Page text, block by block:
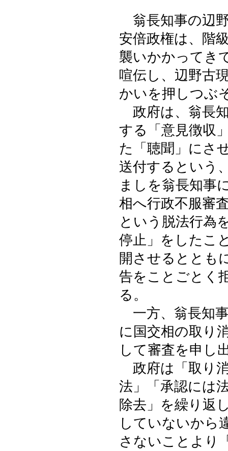
翁長知事の辺
安倍政権は、階
襲いかかってき
喧伝し、辺野古
かいを押しつぶ
政府は、翁長
する「意見徴収
た「聴聞」にさ
送付するという
ましを翁長知事
相へ行政不服審
という脱法行為
停止」をしたこ
開させるととも
告をことごとく
る。
一方、翁長知
に国交相の取り
して審査を申し
政府は「取り
法」「承認には
除去」を繰り返
していないから
さないことより